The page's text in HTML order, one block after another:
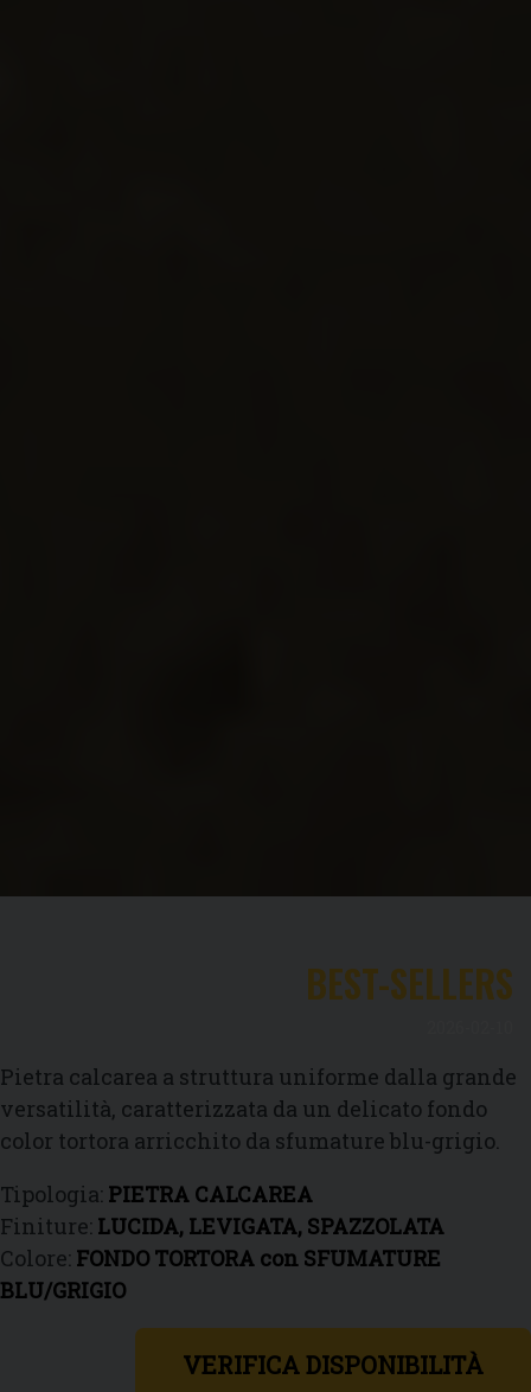
BEST-SELLERS
Pietra calcarea a struttura uniforme dalla grande
versatilità, caratterizzata da un delicato fondo
color tortora arricchito da sfumature blu-grigio.
Tipologia: PIETRA CALCAREA
Finiture: LUCIDA, LEVIGATA, SPAZZOLATA
Colore: FONDO TORTORA con SFUMATURE
BLU/GRIGIO
VERIFICA DISPONIBILITÀ